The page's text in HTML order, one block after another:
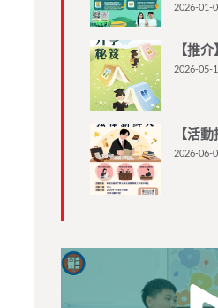
2026-01-
【推
2026-05-
【活
2026-06-